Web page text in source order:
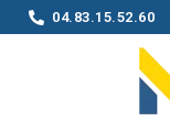
04.83.15.52.60